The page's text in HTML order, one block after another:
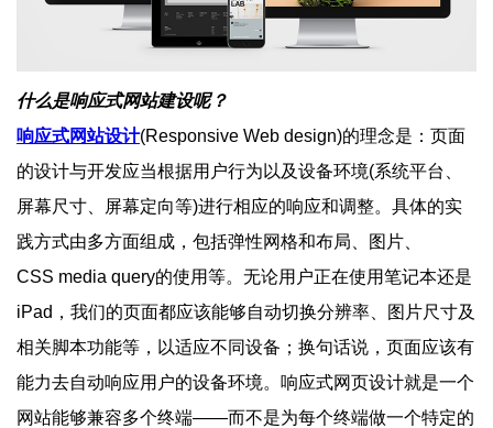
什么是响应式网站建设呢？
响应式网站设计(Responsive Web design)的理念是：页面
的设计与开发应当根据用户行为以及设备环境(系统平台、
屏幕尺寸、屏幕定向等)进行相应的响应和调整。具体的实
践方式由多方面组成，包括弹性网格和布局、图片、
CSS media query的使用等。无论用户正在使用笔记本还是
iPad，我们的页面都应该能够自动切换分辨率、图片尺寸及
相关脚本功能等，以适应不同设备；换句话说，页面应该有
能力去自动响应用户的设备环境。响应式网页设计就是一个
网站能够兼容多个终端——而不是为每个终端做一个特定的